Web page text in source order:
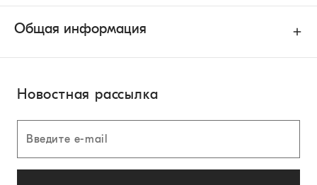
Общая информация
Новостная рассылка